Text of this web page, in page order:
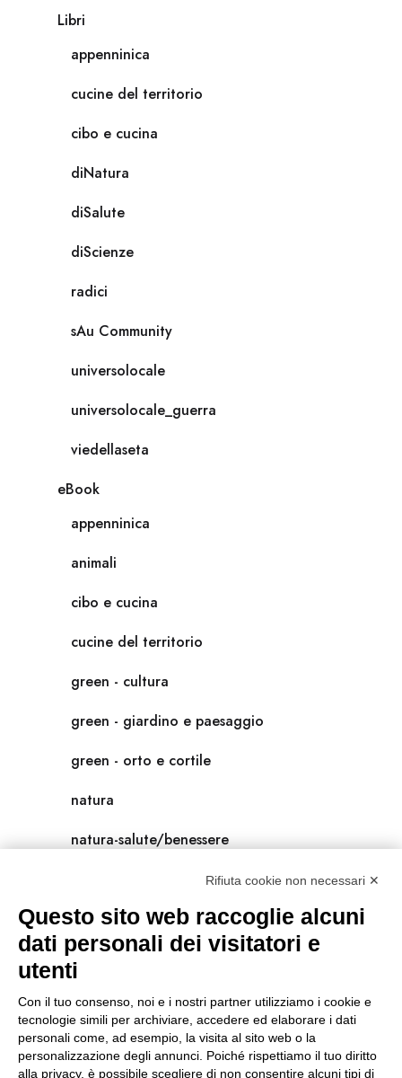
Libri
appenninica
cucine del territorio
cibo e cucina
diNatura
diSalute
diScienze
radici
sAu Community
universolocale
universolocale_guerra
viedellaseta
eBook
appenninica
animali
cibo e cucina
cucine del territorio
green - cultura
green - giardino e paesaggio
green - orto e cortile
natura
natura-salute/benessere
scienza
universolocale
viedellaseta
Rifiuta cookie non necessari ✕
Questo sito web raccoglie alcuni
dati personali dei visitatori e
utenti
Con il tuo consenso, noi e i nostri partner utilizziamo i cookie e
tecnologie simili per archiviare, accedere ed elaborare i dati
personali come, ad esempio, la visita al sito web o la
personalizzazione degli annunci. Poiché rispettiamo il tuo diritto
alla privacy, è possibile scegliere di non consentire alcuni tipi di